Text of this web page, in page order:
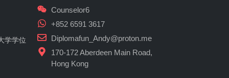
学学位
Counselor6
+852 6591 3617
Diplomafun_Andy@proton.me
170-172 Aberdeen Main Road,
Hong Kong